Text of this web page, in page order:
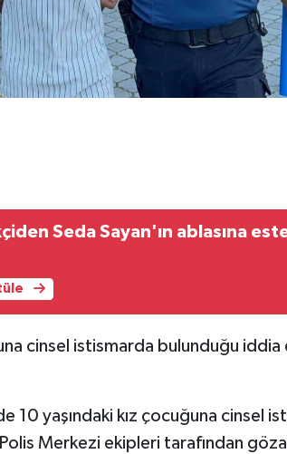
Seda Sayan'ın ablasına
cinsel istismarda bulunduğu iddia
10 yaşındaki kız çocuğuna cinsel
Merkezi ekipleri tarafından